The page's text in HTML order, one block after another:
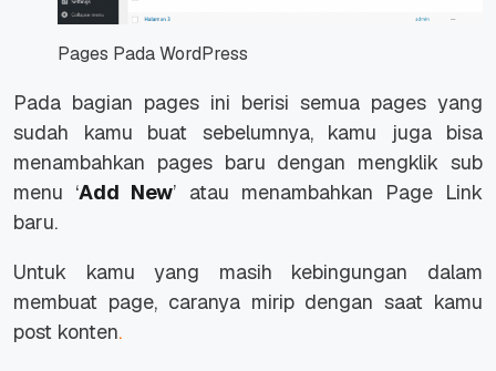
Pages Pada WordPress
Pada bagian pages ini berisi semua pages yang
sudah kamu buat sebelumnya, kamu juga bisa
menambahkan pagesbaru dengan mengklik sub
menu ‘Add New’ atau menambahkan PageLink
baru.
Untuk kamu yang masih kebingungan dalam
membuat page, caranya mirip dengan saat kamu
post konten.